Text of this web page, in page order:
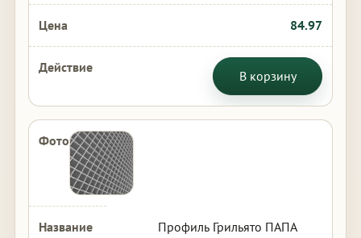
84.97
В корзину
Профиль Грильято ПАПА